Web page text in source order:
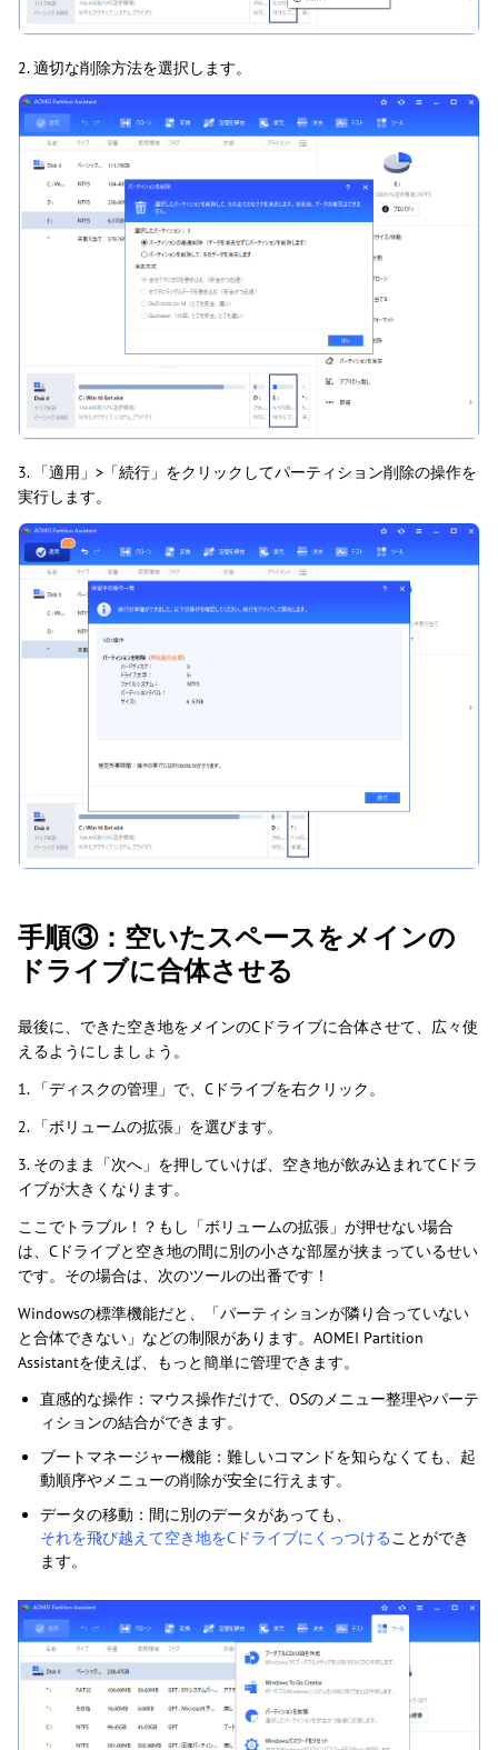
2. 適切な削除方法を選択します。
3. 「適用」>「続行」をクリックしてパーティション削除の操作を
実行します。
手順③：空いたスペースをメインの
ドライブに合体させる
最後に、できた空き地をメインのCドライブに合体させて、広々使
えるようにしましょう。
1. 「ディスクの管理」で、Cドライブを右クリック。
2. 「ボリュームの拡張」を選びます。
3. そのまま「次へ」を押していけば、空き地が飲み込まれてCドラ
イブが大きくなります。
ここでトラブル！？もし「ボリュームの拡張」が押せない場合
は、Cドライブと空き地の間に別の小さな部屋が挟まっているせい
です。その場合は、次のツールの出番です！
Windowsの標準機能だと、「パーティションが隣り合っていない
と合体できない」などの制限があります。AOMEI Partition
Assistantを使えば、もっと簡単に管理できます。
直感的な操作：マウス操作だけで、OSのメニュー整理やパーテ
ィションの結合ができます。
ブートマネージャー機能：難しいコマンドを知らなくても、起
動順序やメニューの削除が安全に行えます。
データの移動：間に別のデータがあっても、
それを飛び越えて空き地をCドライブにくっつけることができ
ます。